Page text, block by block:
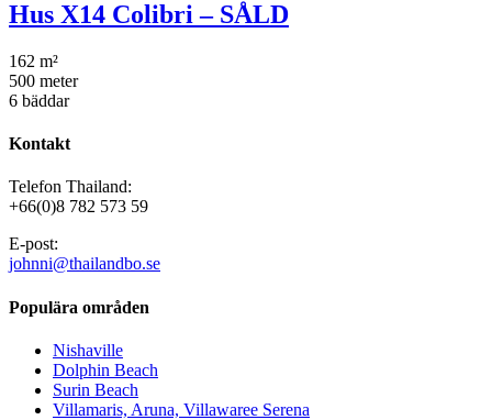
Hus X14 Colibri – SÅLD
162 m²
500 meter
6 bäddar
Kontakt
Telefon Thailand:
+66(0)8 782 573 59
E-post:
johnni@thailandbo.se
Populära områden
Nishaville
Dolphin Beach
Surin Beach
Villamaris, Aruna, Villawaree Serena